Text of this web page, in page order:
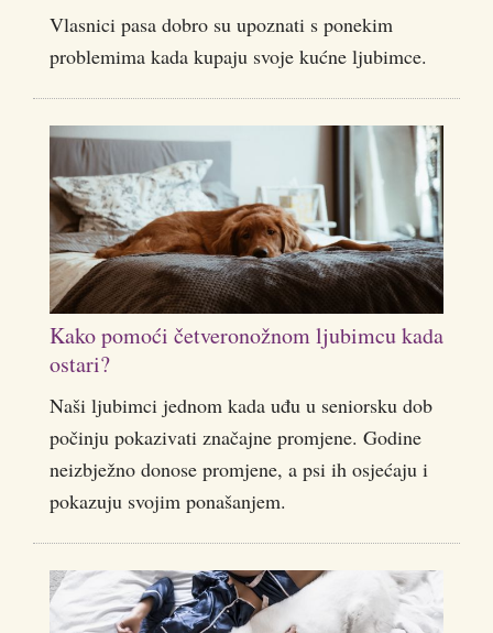
Vlasnici pasa dobro su upoznati s ponekim
problemima kada kupaju svoje kućne ljubimce.
Kako pomoći četveronožnom ljubimcu kada
ostari?
Naši ljubimci jednom kada uđu u seniorsku dob
počinju pokazivati značajne promjene. Godine
neizbježno donose promjene, a psi ih osjećaju i
pokazuju svojim ponašanjem.